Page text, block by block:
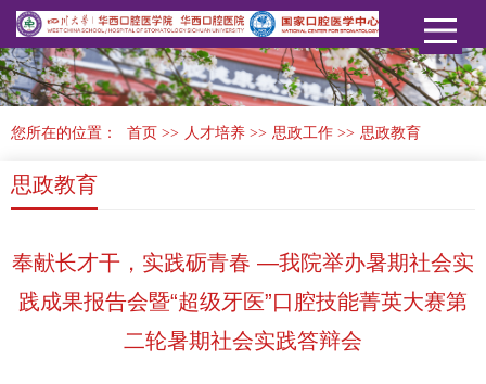
您所在的位置： 首页 >> 人才培养 >> 思政工作 >> 思政教育
思政教育
奉献长才干，实践砺青春 —我院举办暑期社会实
践成果报告会暨“超级牙医”口腔技能菁英大赛第
二轮暑期社会实践答辩会